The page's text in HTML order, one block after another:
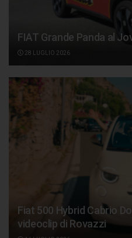
FIAT Grande Panda al
28 LUGLIO 2026
Fiat 500 Hybrid Cabrio
videoclip di Rovazzi